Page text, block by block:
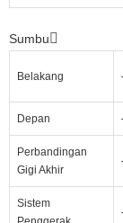
Sumbu
Belakang
Depan
Perbandingan
Gigi Akhir
Sistem